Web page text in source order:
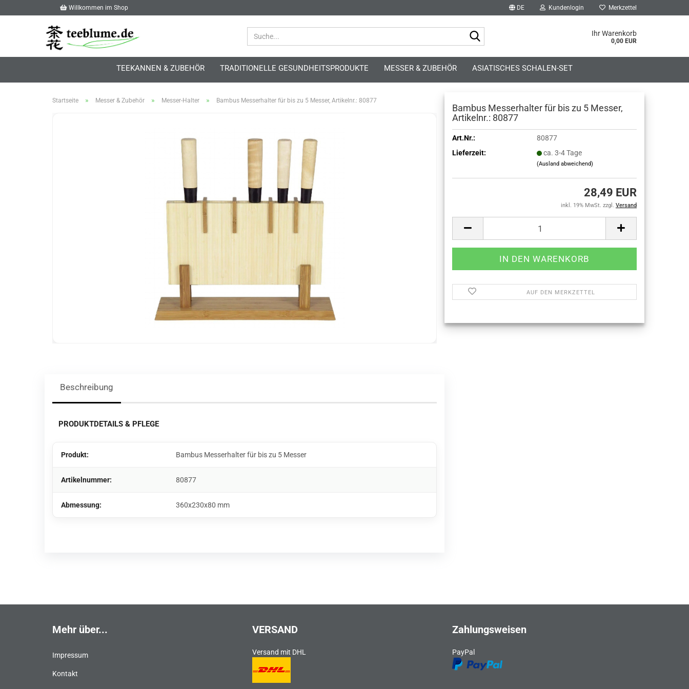
Willkommen im Shop DE Kundenlogin Merkzettel
Ihr Warenkorb
0,00 EUR
TEEKANNEN & ZUBEHÖR TRADITIONELLE GESUNDHEITSPRODUKTE MESSER & ZUBEHÖR ASIATISCHES SCHALEN-SET
Startseite » Messer & Zubehör » Messer-Halter » Bambus Messerhalter für bis zu 5 Messer, Artikelnr.: 80877
Bambus Messerhalter für bis zu 5 Messer,
Artikelnr.: 80877
Art.Nr.:
80877
Lieferzeit:
ca. 3-4 Tage
(Ausland abweichend)
28,49 EUR
inkl. 19% MwSt. zzgl. Versand
AUF DEN MERKZETTEL
Beschreibung
PRODUKTDETAILS & PFLEGE
Produkt: Bambus Messerhalter für bis zu 5 Messer
Artikelnummer: 80877
Abmessung: 360x230x80 mm
Mehr über...
Impressum
Kontakt
VERSAND
Versand mit DHL
Zahlungsweisen
PayPal